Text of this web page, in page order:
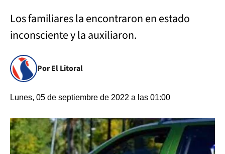
Los familiares la encontraron en estado
inconsciente y la auxiliaron.
Por El Litoral
Lunes, 05 de septiembre de 2022 a las 01:00